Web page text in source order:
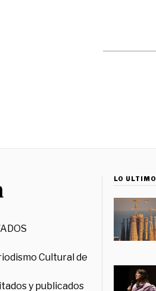
Cultural de
y publicados
LO ÚLTIMO